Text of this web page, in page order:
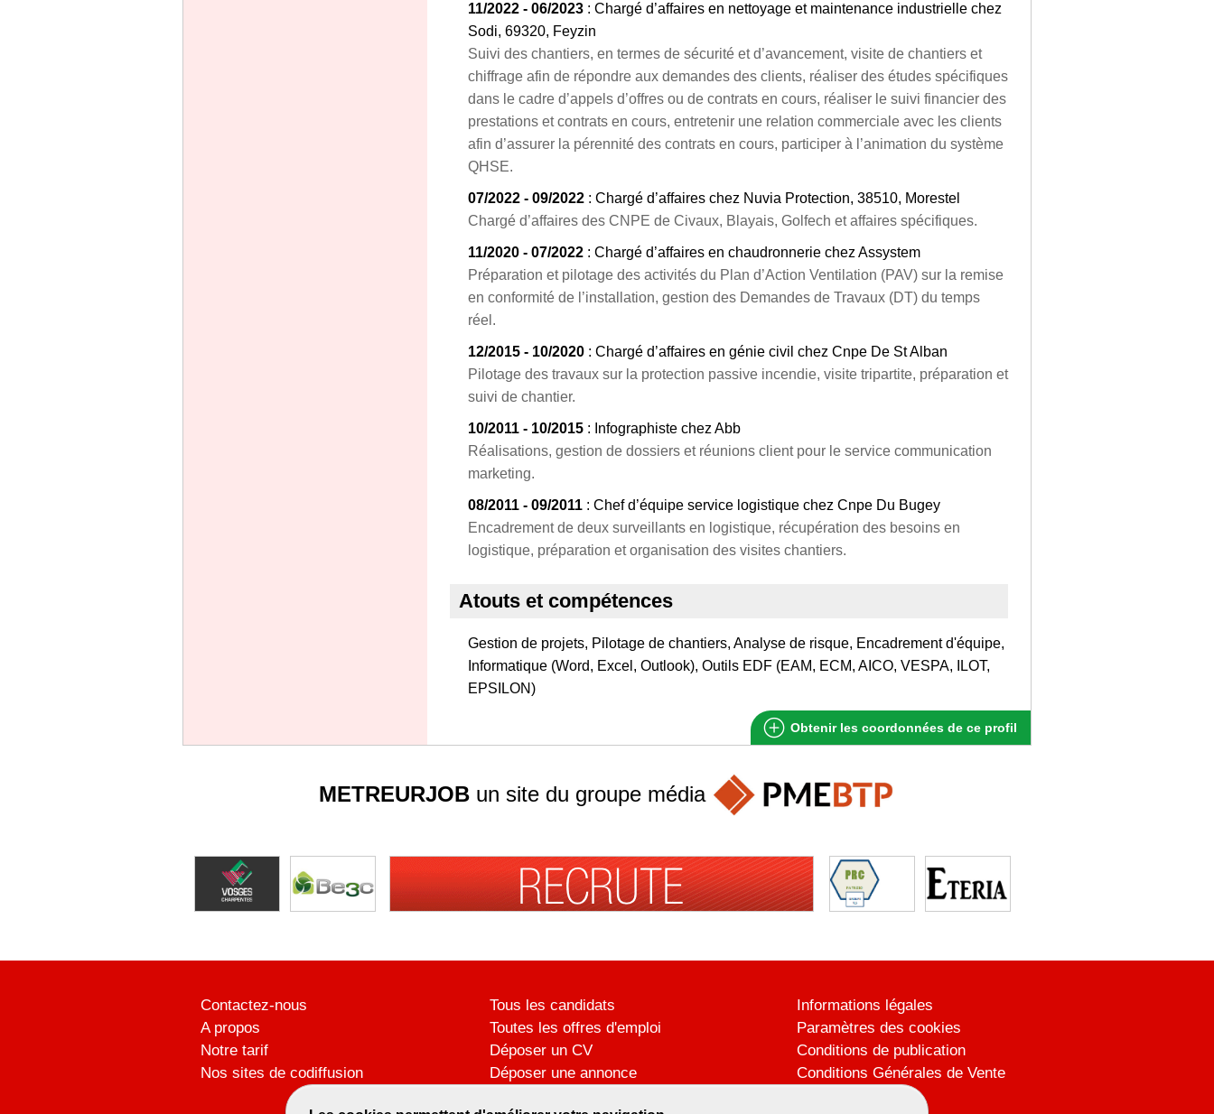
11/2022 - 06/2023 : Chargé d’affaires en nettoyage et maintenance industrielle chez
Sodi, 69320, Feyzin
Suivi des chantiers, en termes de sécurité et d’avancement, visite de chantiers et
chiffrage afin de répondre aux demandes des clients, réaliser des études spécifiques
dans le cadre d’appels d’offres ou de contrats en cours, réaliser le suivi financier des
prestations et contrats en cours, entretenir une relation commerciale avec les clients
afin d’assurer la pérennité des contrats en cours, participer à l’animation du système
QHSE.
07/2022 - 09/2022 : Chargé d’affaires chez Nuvia Protection, 38510, Morestel
Chargé d’affaires des CNPE de Civaux, Blayais, Golfech et affaires spécifiques.
11/2020 - 07/2022 : Chargé d’affaires en chaudronnerie chez Assystem
Préparation et pilotage des activités du Plan d’Action Ventilation (PAV) sur la remise
en conformité de l’installation, gestion des Demandes de Travaux (DT) du temps
réel.
12/2015 - 10/2020 : Chargé d’affaires en génie civil chez Cnpe De St Alban
Pilotage des travaux sur la protection passive incendie, visite tripartite, préparation et
suivi de chantier.
10/2011 - 10/2015 : Infographiste chez Abb
Réalisations, gestion de dossiers et réunions client pour le service communication
marketing.
08/2011 - 09/2011 : Chef d’équipe service logistique chez Cnpe Du Bugey
Encadrement de deux surveillants en logistique, récupération des besoins en
logistique, préparation et organisation des visites chantiers.
Atouts et compétences
Gestion de projets, Pilotage de chantiers, Analyse de risque, Encadrement d'équipe,
Informatique (Word, Excel, Outlook), Outils EDF (EAM, ECM, AICO, VESPA, ILOT,
EPSILON)
Obtenir les coordonnées de ce profil
METREURJOB un site du groupe média
Contactez-nous
A propos
Notre tarif
Nos sites de codiffusion
Tous les candidats
Toutes les offres d'emploi
Déposer un CV
Déposer une annonce
Informations légales
Paramètres des cookies
Conditions de publication
Conditions Générales de Vente